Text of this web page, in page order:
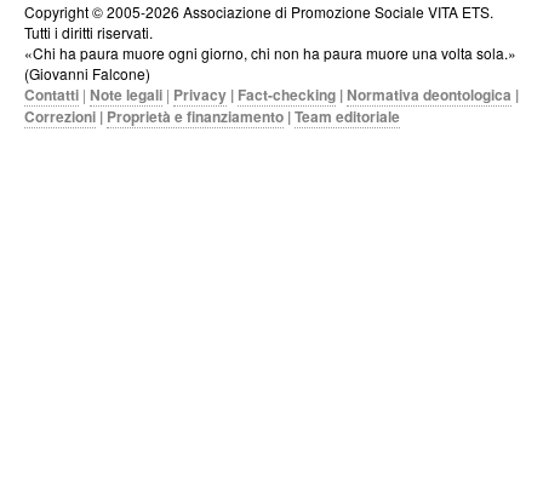
Copyright © 2005-2026 Associazione di Promozione Sociale VITA ETS.
Tutti i diritti riservati.
«Chi ha paura muore ogni giorno, chi non ha paura muore una volta sola.»
(Giovanni Falcone)
Contatti | Note legali | Privacy | Fact-checking | Normativa deontologica |
Correzioni | Proprietà e finanziamento |Team editoriale